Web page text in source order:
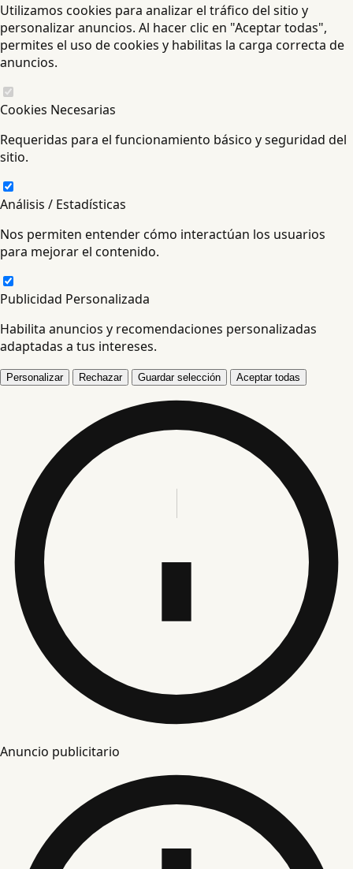
Utilizamos cookies para analizar el tráfico del sitio y
personalizar anuncios. Al hacer clic en "Aceptar todas",
permites el uso de cookies y habilitas la carga correcta de
anuncios.
Cookies Necesarias
Requeridas para el funcionamiento básico y seguridad del
sitio.
Análisis / Estadísticas
Nos permiten entender cómo interactúan los usuarios
para mejorar el contenido.
Publicidad Personalizada
Habilita anuncios y recomendaciones personalizadas
adaptadas a tus intereses.
Personalizar Rechazar Guardar selección Aceptar todas
Anuncio publicitario